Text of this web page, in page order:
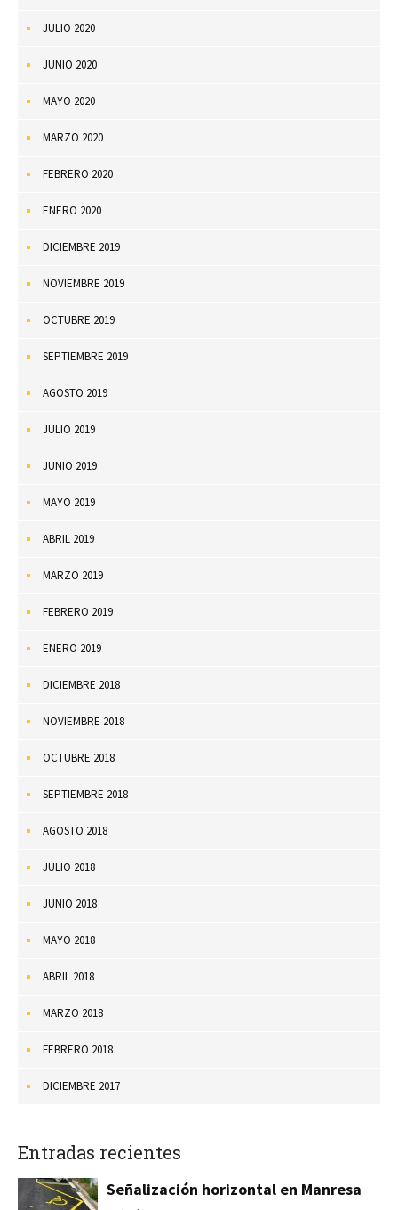
JULIO 2020
JUNIO 2020
MAYO 2020
MARZO 2020
FEBRERO 2020
ENERO 2020
DICIEMBRE 2019
NOVIEMBRE 2019
OCTUBRE 2019
SEPTIEMBRE 2019
AGOSTO 2019
JULIO 2019
JUNIO 2019
MAYO 2019
ABRIL 2019
MARZO 2019
FEBRERO 2019
ENERO 2019
DICIEMBRE 2018
NOVIEMBRE 2018
OCTUBRE 2018
SEPTIEMBRE 2018
AGOSTO 2018
JULIO 2018
JUNIO 2018
MAYO 2018
ABRIL 2018
MARZO 2018
FEBRERO 2018
DICIEMBRE 2017
Entradas recientes
Señalización horizontal en Manresa